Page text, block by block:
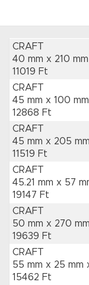
CRAFT
40 mm x 210 mm
11019 Ft
CRAFT
45 mm x 100 mm
12868 Ft
CRAFT
45 mm x 205 mm
11519 Ft
CRAFT
45.21 mm x 57
19147 Ft
CRAFT
50 mm x 270 mm
19639 Ft
CRAFT
55 mm x 25 mm
15462 Ft